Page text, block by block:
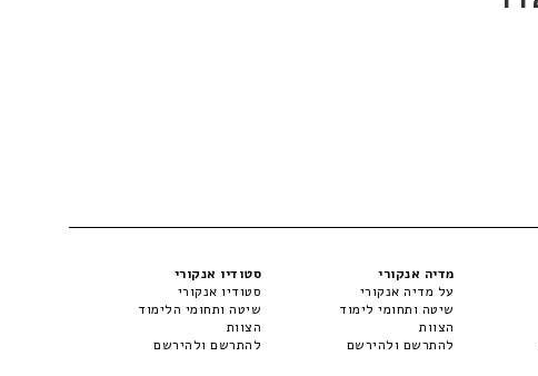
מדיה אנקורי
על מדיה אנקורי
שיטה ותחומי לימוד
הצוות
להתרשם ולהירשם
סטודיו אנקורי
סטודיו אנקורי
שיטה ותחומי הלימוד
הצוות
להתרשם ולהירשם